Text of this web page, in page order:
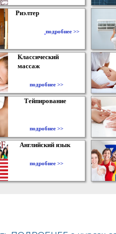
Риэлтер
подробнее >>
Классический
массаж
подробнее >>
Тейпирование
подробнее >>
Английский язык
подробнее >>